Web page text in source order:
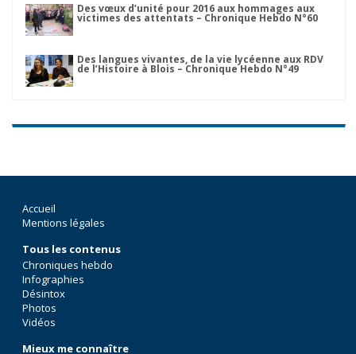
Des vœux d’unité pour 2016 aux hommages aux
victimes des attentats – Chronique Hebdo N°60
Des langues vivantes, de la vie lycéenne aux RDV
de l’Histoire à Blois – Chronique Hebdo N°49
Accueil
Mentions légales
Tous les contenus
Chroniques hebdo
Infographies
Désintox
Photos
Vidéos
Mieux me connaître